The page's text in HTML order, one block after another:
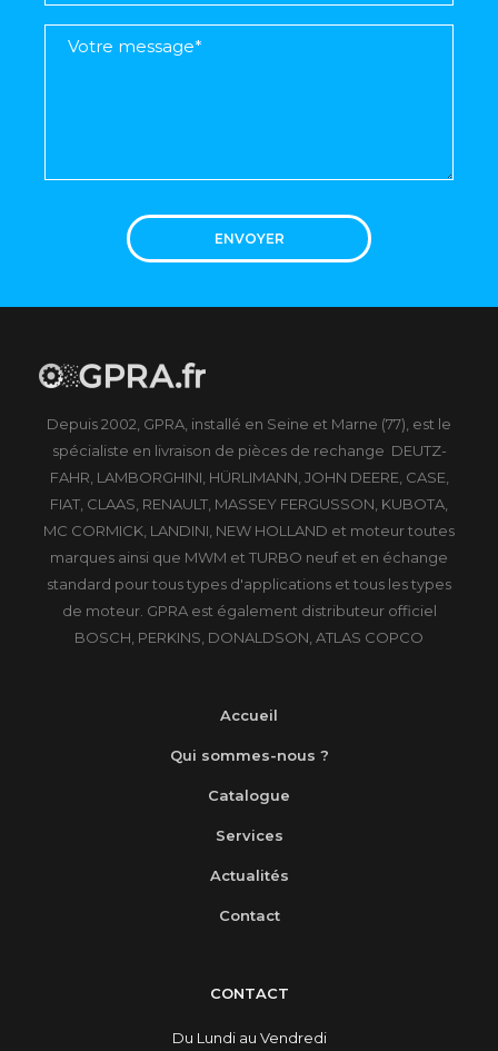
ENVOYER
Depuis 2002, GPRA, installé en Seine et Marne (77), est le
spécialiste en livraison de pièces de rechange DEUTZ-
FAHR, LAMBORGHINI, HÜRLIMANN, JOHN DEERE, CASE,
FIAT, CLAAS, RENAULT, MASSEY FERGUSSON, KUBOTA,
MC CORMICK, LANDINI, NEW HOLLAND et moteur toutes
marques ainsi que MWM et TURBO neuf et en échange
standard pour tous types d'applications et tous les types
de moteur. GPRA est également distributeur officiel
BOSCH, PERKINS, DONALDSON, ATLAS COPCO
Accueil
Qui sommes-nous ?
Catalogue
Services
Actualités
Contact
CONTACT
Du Lundi au Vendredi